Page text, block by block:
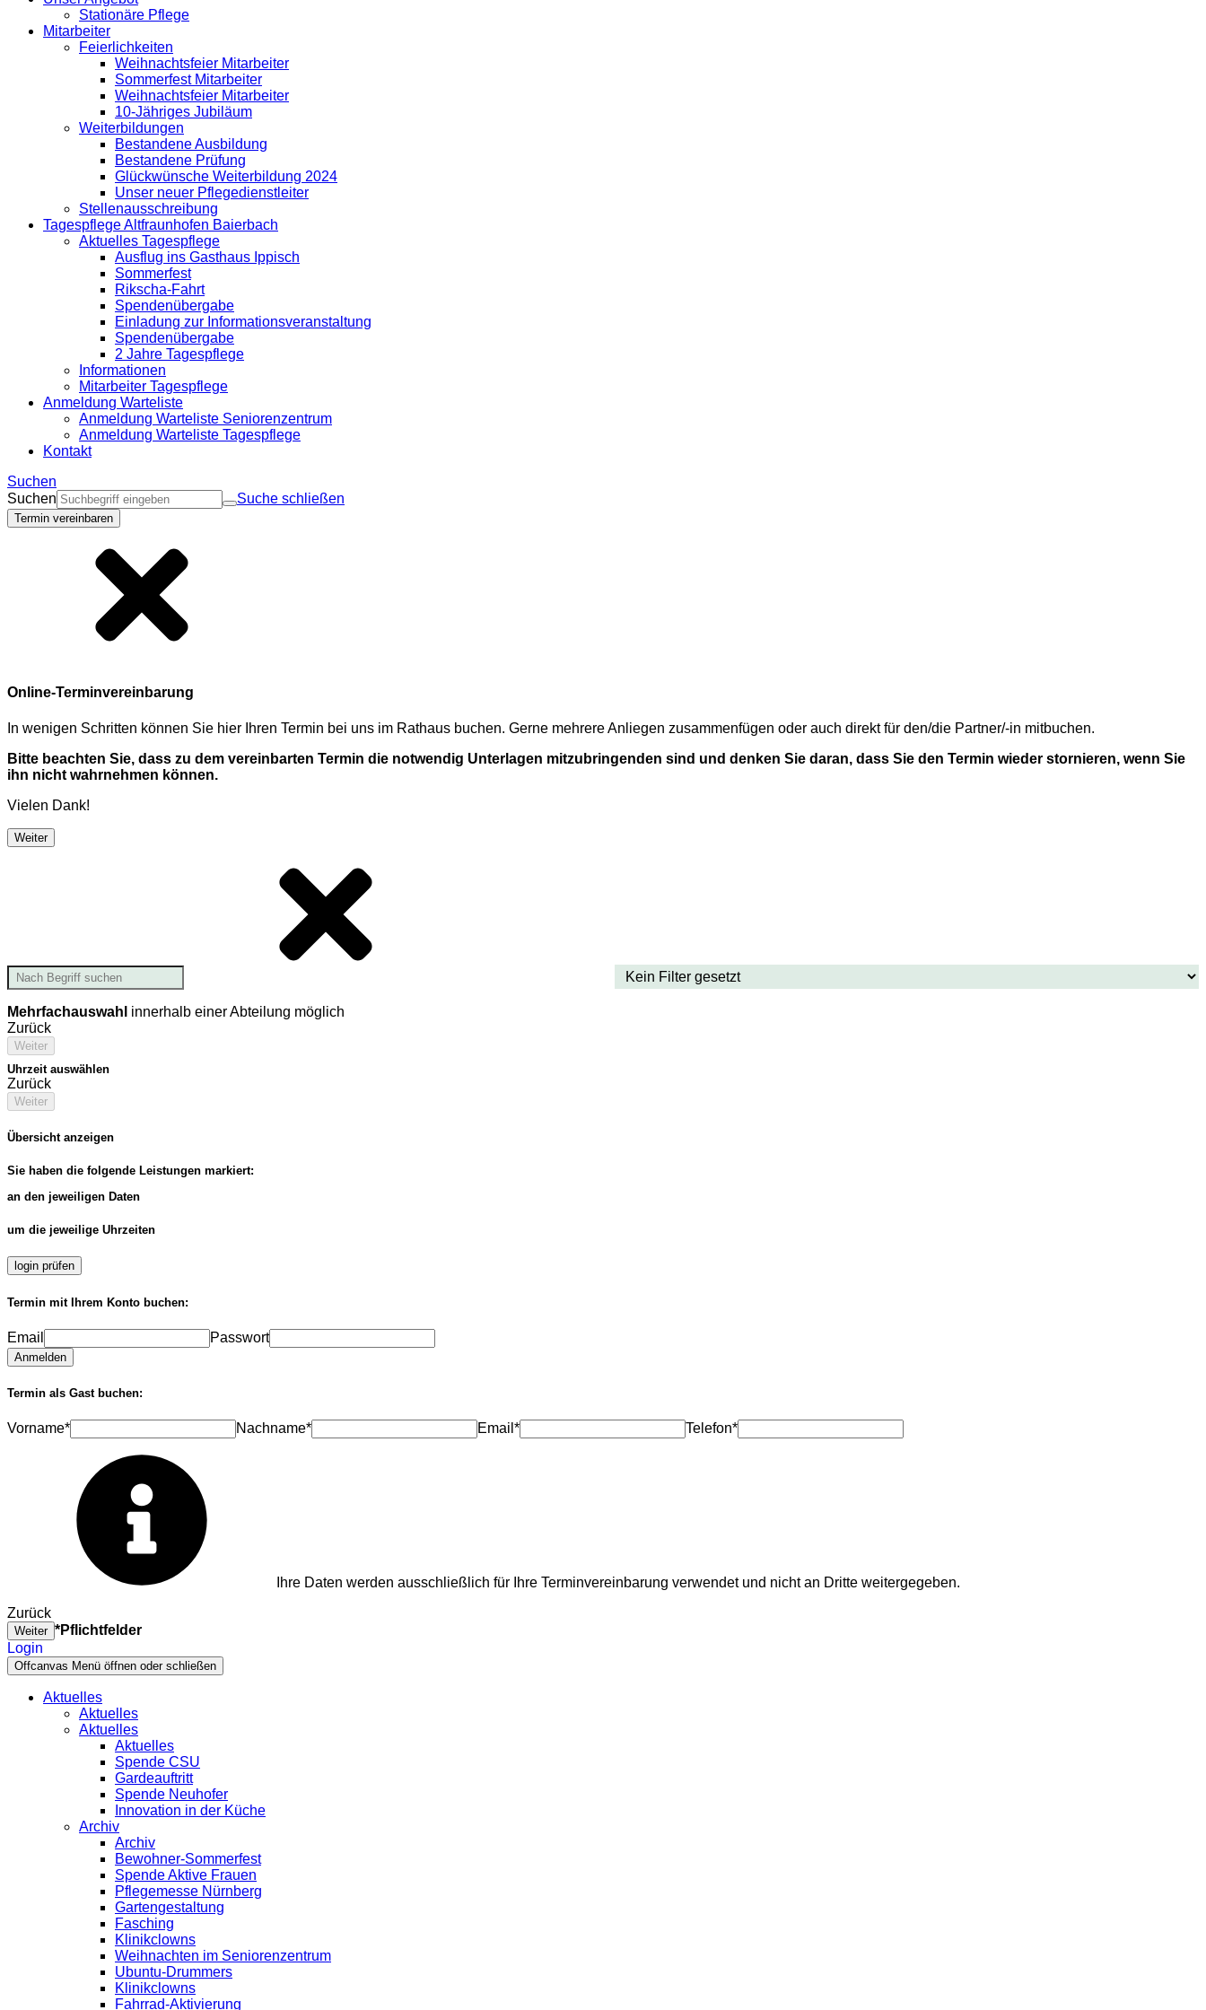
Stationäre Pflege
Mitarbeiter
Feierlichkeiten
Weihnachtsfeier Mitarbeiter
Sommerfest Mitarbeiter
Weihnachtsfeier Mitarbeiter
10-Jähriges Jubiläum
Weiterbildungen
Bestandene Ausbildung
Bestandene Prüfung
Glückwünsche Weiterbildung 2024
Unser neuer Pflegedienstleiter
Stellenausschreibung
Tagespflege Altfraunhofen Baierbach
Aktuelles Tagespflege
Ausflug ins Gasthaus Ippisch
Sommerfest
Rikscha-Fahrt
Spendenübergabe
Einladung zur Informationsveranstaltung
Spendenübergabe
2 Jahre Tagespflege
Informationen
Mitarbeiter Tagespflege
Anmeldung Warteliste
Anmeldung Warteliste Seniorenzentrum
Anmeldung Warteliste Tagespflege
Kontakt
Suchen
Suchen
Suche schließen
Termin vereinbaren
Online-Terminvereinbarung
In wenigen Schritten können Sie hier Ihren Termin bei uns im Rathaus buchen. Gerne mehrere Anliegen zusammenfügen oder auch direkt für den/die Partner/-in mitbuchen.
Bitte beachten Sie, dass zu dem vereinbarten Termin die notwendig Unterlagen mitzubringenden sind und denken Sie daran, dass Sie den Termin wieder stornieren, wenn Sie
ihn nicht wahrnehmen können.
Vielen Dank!
Weiter
Mehrfachauswahl innerhalb einer Abteilung möglich
Zurück
Weiter
Uhrzeit auswählen
Zurück
Weiter
Übersicht anzeigen
Sie haben die folgende Leistungen markiert:
an den jeweiligen Daten
um die jeweilige Uhrzeiten
login prüfen
Termin mit Ihrem Konto buchen:
Email Passwort
Anmelden
Termin als Gast buchen:
Vorname* Nachname* Email* Telefon*
Ihre Daten werden ausschließlich für Ihre Terminvereinbarung verwendet und nicht an Dritte weitergegeben.
Zurück
Weiter *Pflichtfelder
Login
Offcanvas Menü öffnen oder schließen
Aktuelles
Aktuelles
Aktuelles
Aktuelles
Spende CSU
Gardeauftritt
Spende Neuhofer
Innovation in der Küche
Archiv
Archiv
Bewohner-Sommerfest
Spende Aktive Frauen
Pflegemesse Nürnberg
Gartengestaltung
Fasching
Klinikclowns
Weihnachten im Seniorenzentrum
Ubuntu-Drummers
Klinikclowns
Fahrrad-Aktivierung